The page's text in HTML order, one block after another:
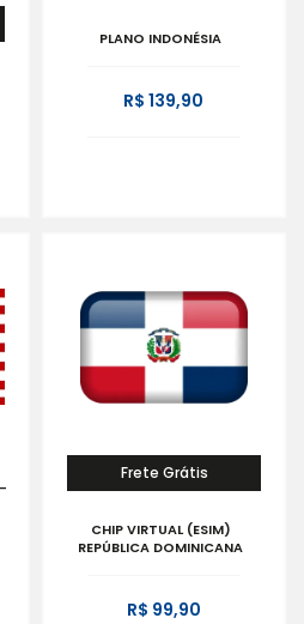
PLANO INDONÉSIA
R$ 139,90
Frete Grátis
CHIP VIRTUAL (ESIM)
REPÚBLICA DOMINICANA
R$ 99,90